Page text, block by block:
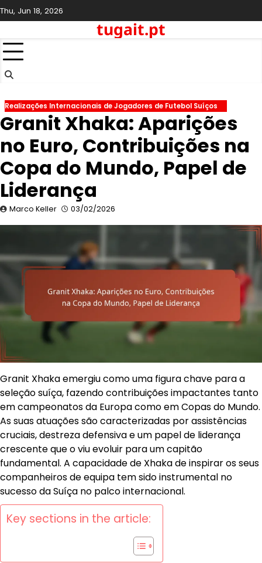
Skip
to
Thu, Jun 18, 2026
tugait.pt
Realizações Internacionais de Jogadores de Futebol Suíços
Granit Xhaka: Aparições
no Euro, Contribuições na
Copa do Mundo, Papel de
Liderança
Marco Keller 03/02/2026
Granit Xhaka emergiu como uma figura chave para a
seleção suíça, fazendo contribuições impactantes tanto
em campeonatos da Europa como em Copas do Mundo.
As suas atuações são caracterizadas por assistências
cruciais, destreza defensiva e um papel de liderança
crescente que o viu evoluir para um capitão
fundamental. A capacidade de Xhaka de inspirar os seus
companheiros de equipa tem sido instrumental no
sucesso da Suíça no palco internacional.
Key sections in the article: